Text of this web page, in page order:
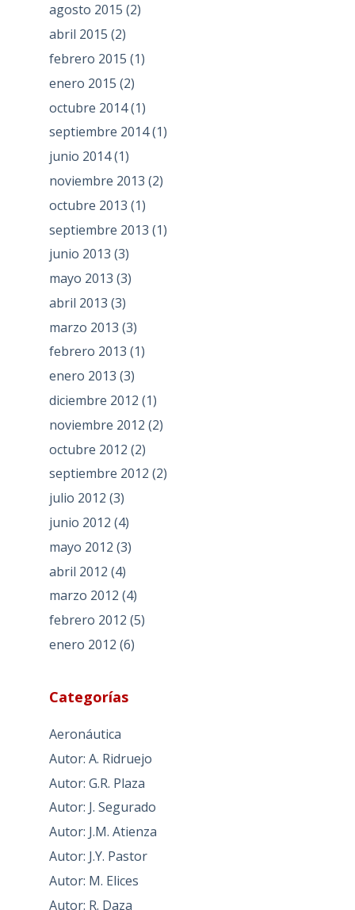
agosto 2015 (2)
abril 2015 (2)
febrero 2015 (1)
enero 2015 (2)
octubre 2014(1)
septiembre 2014(1)
junio 2014(1)
noviembre 2013 (2)
octubre 2013 (1)
septiembre 2013 (1)
junio 2013 (3)
mayo 2013 (3)
abril 2013 (3)
marzo 2013 (3)
febrero 2013 (1)
enero 2013 (3)
diciembre 2012 (1)
noviembre 2012 (2)
octubre 2012 (2)
septiembre 2012 (2)
julio 2012 (3)
junio 2012 (4)
mayo 2012 (3)
abril 2012 (4)
marzo 2012 (4)
febrero 2012 (5)
enero 2012 (6)
Categorías
Aeronáutica
Autor: A. Ridruejo
Autor: G.R. Plaza
Autor: J. Segurado
Autor: J.M. Atienza
Autor: J.Y. Pastor
Autor: M. Elices
Autor: R. Daza